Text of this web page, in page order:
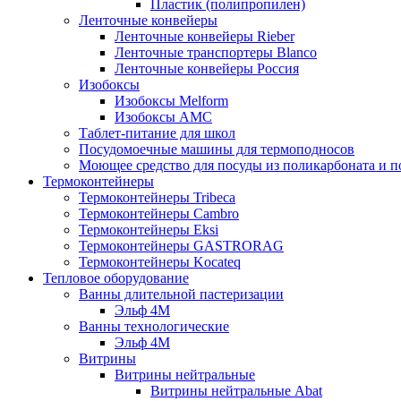
Пластик (полипропилен)
Ленточные конвейеры
Ленточные конвейеры Rieber
Ленточные транспортеры Blanco
Ленточные конвейеры Россия
Изобоксы
Изобоксы Melform
Изобоксы AMC
Таблет-питание для школ
Посудомоечные машины для термоподносов
Моющее средство для посуды из поликарбоната и
Термоконтейнеры
Термоконтейнеры Tribeca
Термоконтейнеры Cambro
Термоконтейнеры Eksi
Термоконтейнеры GASTRORAG
Термоконтейнеры Kocateq
Тепловое оборудование
Ванны длительной пастеризации
Эльф 4М
Ванны технологические
Эльф 4М
Витрины
Витрины нейтральные
Витрины нейтральные Abat